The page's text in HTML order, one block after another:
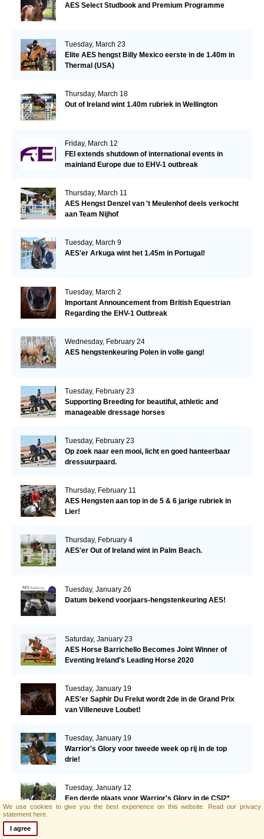
AES Select Studbook and Premium Programme
Tuesday, March 23
Elite AES hengst Billy Mexico eerste in de 1.40m in
Thermal (USA)
Thursday, March 18
Out of Ireland wint 1.40m rubriek in Wellington
Friday, March 12
FEI extends shutdown of international events in
mainland Europe due to EHV-1 outbreak
Thursday, March 11
AES Hengst Denzel van 't Meulenhof deels verkocht
aan Team Nijhof
Tuesday, March 9
AES'er Arkuga wint het 1.45m in Portugal!
Tuesday, March 2
Important Announcement from British Equestrian
Regarding the EHV-1 Outbreak
Wednesday, February 24
AES hengstenkeuring Polen in volle gang!
Tuesday, February 23
Supporting Breeding for beautiful, athletic and
manageable dressage horses
Tuesday, February 23
Op zoek naar een mooi, licht en goed hanteerbaar
dressuurpaard.
Thursday, February 11
AES Hengsten aan top in de 5 & 6 jarige rubriek in
Lier!
Thursday, February 4
AES'er Out of Ireland wint in Palm Beach.
Tuesday, January 26
Datum bekend voorjaars-hengstenkeuring AES!
Saturday, January 23
AES Horse Barrichello Becomes Joint Winner of
Eventing Ireland's Leading Horse 2020
Tuesday, January 19
AES'er Saphir Du Frelut wordt 2de in de Grand Prix
van Villeneuve Loubet!
Tuesday, January 19
Warrior's Glory voor tweede week op rij in de top
drie!
Tuesday, January 12
Een derde plaats voor Warrior's Glory in de CSI2*
Grand Prix.
We use cookies to give you the best experience on this website. Read our privacy
statement here.
I agree